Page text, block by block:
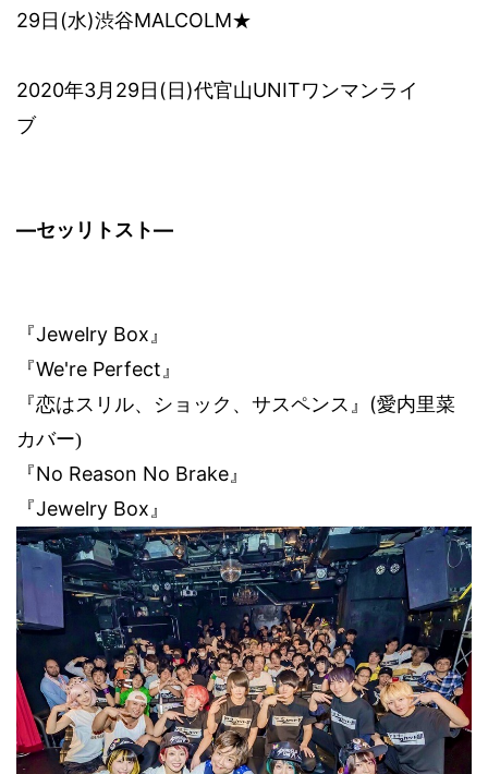
29 日 (水)渋谷MALCOLM★
2020年3月 29 日 ( 日 )代官山UNITワンマンライ
ブ
―セッリトスト―
『Jewelry Box』
『We're Perfect』
『恋はスリル、ショック、サスペンス』 (愛内里菜
カバー)
『No Reason No Brake』
『Jewelry Box』